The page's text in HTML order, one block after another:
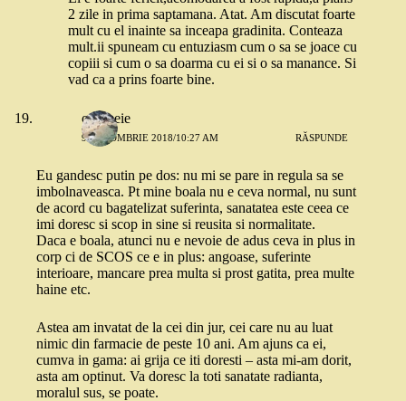
2 zile in prima saptamana. Atat. Am discutat foarte
mult cu el inainte sa inceapa gradinita. Conteaza
mult.ii spuneam cu entuziasm cum o sa se joace cu
copiii si cum o sa doarma cu ei si o sa manance. Si
vad ca a prins foarte bine.
o femeie
9 OCTOMBRIE 2018/10:27 AM RĂSPUNDE
Eu gandesc putin pe dos: nu mi se pare in regula sa se
imbolnaveasca. Pt mine boala nu e ceva normal, nu sunt
de acord cu bagatelizat suferinta, sanatatea este ceea ce
imi doresc si scop in sine si reusita si normalitate.
Daca e boala, atunci nu e nevoie de adus ceva in plus in
corp ci de SCOS ce e in plus: angoase, suferinte
interioare, mancare prea multa si prost gatita, prea multe
haine etc.
Astea am invatat de la cei din jur, cei care nu au luat
nimic din farmacie de peste 10 ani. Am ajuns ca ei,
cumva in gama: ai grija ce iti doresti – asta mi-am dorit,
asta am optinut. Va doresc la toti sanatate radianta,
moralul sus, se poate.